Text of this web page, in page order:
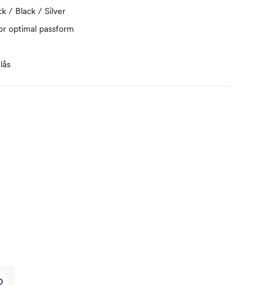
/ Black / Silver
optimal passform